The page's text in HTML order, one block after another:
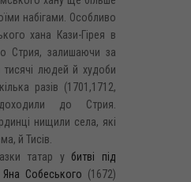
набігами. Особливо
хана Кази-Гірея в
Стрия, залишаючи за
людей й худоби
разів (1701,1712,
до Стрия.
нищили села, які
й Тисів.
татар убитві під
Яна Собеського (1672)